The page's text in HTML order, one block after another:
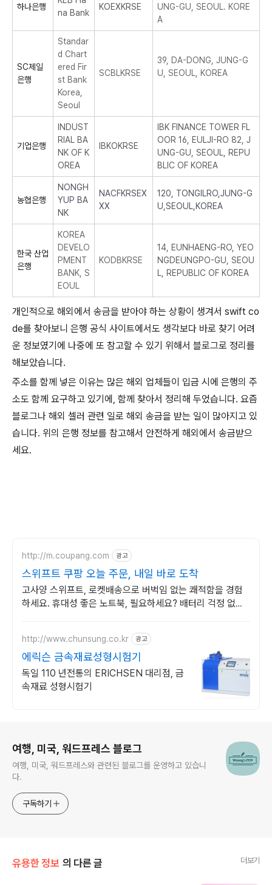
하나은행
na Bank
KOEXKRSE
UNG-GU, SEOUL. KORE
A
SC제일
은행
Standar
d Chart
ered Fir
st Bank
Korea,
Seoul
SCBLKRSE
39, DA-DONG, JUNG-G
U, SEOUL, KOREA
기업은행
INDUST
RIAL BA
NK OF K
OREA
IBKOKRSE
IBK FINANCE TOWER FL
OOR 16, EULJI-RO 82, J
UNG-GU, SEOUL, REPU
BLIC OF KOREA
농협은행
NONGH
YUP BA
NK
NACFKRSEX
XX
120, TONGILRO,JUNG-G
U,SEOUL,KOREA
한국 산업
은행
KOREA
DEVELO
PMENT
BANK, S
EOUL
KODBKRSE
14, EUNHAENG-RO, YEO
NGDEUNGPO-GU, SEOU
L, REPUBLIC OF KOREA
개인적으로 해외에서 송금을 받아야 하는 상황이 생겨서 swift co
de를 찾아보니 은행 공식 사이트에서도 생각보다 바로 찾기 어려
운 정보였기에 나중에 또 참고할 수 있기 위해서 블로그로 정리를
해보았습니다.
주소를 함께 넣은 이유는 많은 해외 업체들이 입금 시에 은행의 주
소도 함께 요구하고 있기에, 함께 찾아서 정리해 두었습니다. 요즘
블로그나 해외 셀러 관련 일로 해외 송금을 받는 일이 많아지고 있
습니다. 위의 은행 정보를 참고해서 안전하게 해외에서 송금받으
세요.
http://m.coupang.com 광고
스위프트 쿠팡 오늘 주문, 내일 바로 도착
고사양 스위프트, 로켓배송으로 버벅임 없는 쾌적함을 경험
하세요. 휴대성 좋은 노트북, 필요하세요? 배터리 걱정 없이
http://www.chunsung.co.kr 광고
에릭슨 금속재료성형시험기
독일 110 년전통의 ERICHSEN 대리점, 금
속재료 성형시험기
여행, 미국, 워드프레스 블로그
여행, 미국, 워드프레스와 관련된 블로그를 운영하고 있습니
다.
구독하기
유용한 정보 의 다른 글 더보기